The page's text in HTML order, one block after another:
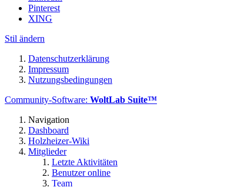
Pinterest
XING
Stil ändern
Datenschutzerklärung
Impressum
Nutzungsbedingungen
Community-Software: WoltLab Suite™
Navigation
Dashboard
Holzheizer-Wiki
Mitglieder
Letzte Aktivitäten
Benutzer online
Team